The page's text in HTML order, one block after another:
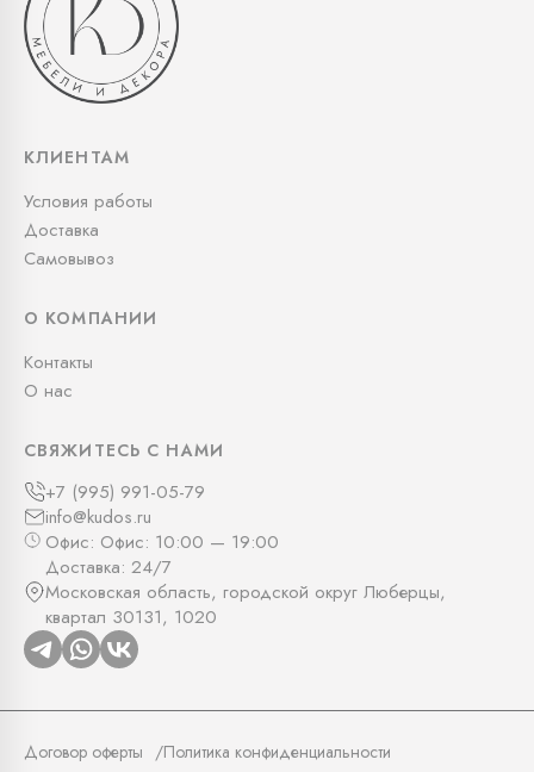
КЛИЕНТАМ
Условия работы
Доставка
Самовывоз
О КОМПАНИИ
Контакты
О нас
СВЯЖИТЕСЬ С НАМИ
+7 (995) 991-05-79
info@kudos.ru
Офис: Офис: 10:00 — 19:00
Доставка: 24/7
Московская область, городской округ Люберцы,
квартал 30131, 1020
Договор оферты Политика конфиденциальности